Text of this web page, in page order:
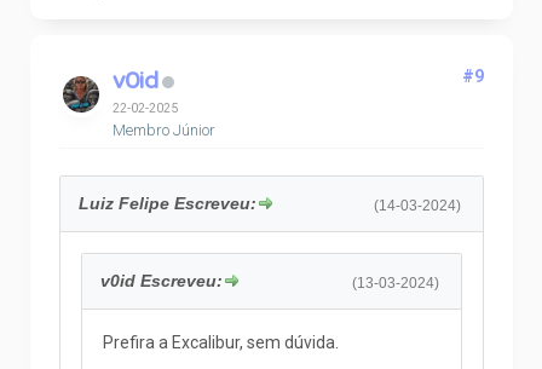
v0id
22-02-2025
Membro Júnior
#9
(14-03-2024)
Luiz Felipe Escreveu:
(13-03-2024)
v0id Escreveu:
Prefira a Excalibur, sem dúvida.